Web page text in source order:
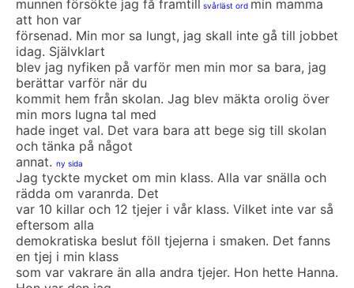
munnen försökte jag få framtill svårläst ord min mamma
att hon var
försenad. Min mor sa lungt, jag skall inte gå till jobbet
idag. Självklart
blev jag nyfiken på varför men min mor sa bara, jag
berättar varför när du
kommit hem från skolan. Jag blev mäkta orolig över
min mors lugna tal med
hade inget val. Det vara bara att bege sig till skolan
och tänka på något
annat. ny sida
Jag tyckte mycket om min klass. Alla var snälla och
rädda om varanrda. Det
var 10 killar och 12 tjejer i vår klass. Vilket inte var så
eftersom alla
demokratiska beslut föll tjejerna i smaken. Det fanns
en tjej i min klass
som var vakrare än alla andra tjejer. Hon hette Hanna.